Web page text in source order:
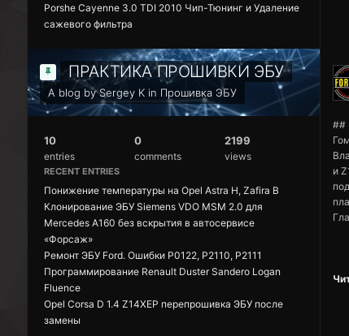
Porshe Cayenne 3.0 TDI 2010 Чип-Тюнинг и Удаление
сажевого фильтра
ПРАКТИКА ПРОШИВКИ ЭБУ
A blog by Sergey K in Прошивка ЭБУ
10
entries
0
comments
2199
views
RECENT ENTRIES
Понижение температуры на Opel Astra H, Zafira B
Клонирование ЭБУ Siemens VDO MSM 2.0 для
Mercedes A160 без вскрытия в автосервисе
«Форсаж»
Ремонт ЭБУ Ford. Ошибки P0122, P2110, P2111
Программирование Renault Duster Sandero Logan
Fluence
Opel Corsa D 1.4 Z14XEP перепрошивка ЭБУ после
замены
##
и